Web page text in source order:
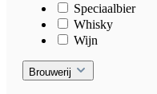
Speciaalbier
Whisky
Wijn
Brouwerij